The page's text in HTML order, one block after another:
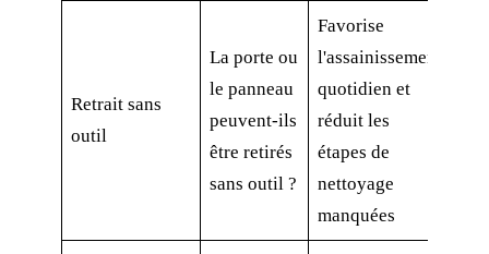
Retrait sans
outil
La porte ou
le panneau
peuvent-ils
être retirés
sans outil ?
Favorise
l'assainissement
quotidien et
réduit les
étapes de
nettoyage
manquées